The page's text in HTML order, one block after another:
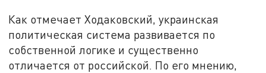
Как отмечает Ходаковский, украинская
политическая система развивается по
собственной логике и существенно
отличается от российской. По его мнению,